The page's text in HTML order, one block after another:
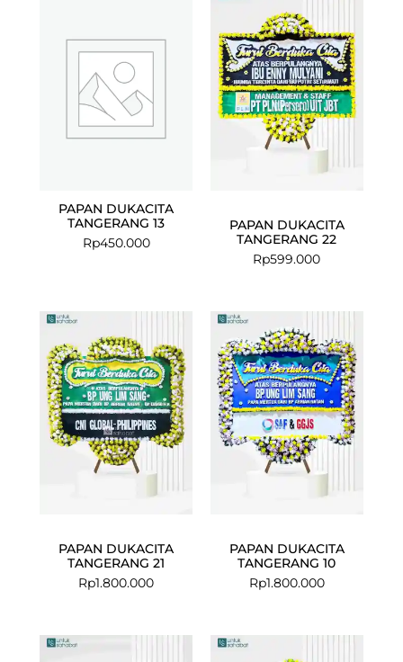
PAPAN DUKACITA
TANGERANG 13
Rp450.000
PAPAN DUKACITA
TANGERANG 22
Rp599.000
PAPAN DUKACITA
TANGERANG 21
Rp1.800.000
PAPAN DUKACITA
TANGERANG 10
Rp1.800.000